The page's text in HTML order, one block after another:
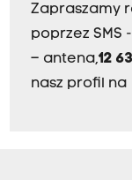
Zapraszamy
poprzez SMS -
– antena,12
nasz profil na